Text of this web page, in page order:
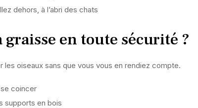
dehors, à l’abri des chats
en toute sécurité ?
oiseaux sans que vous vous en rendiez compte.
coincer
supports en bois